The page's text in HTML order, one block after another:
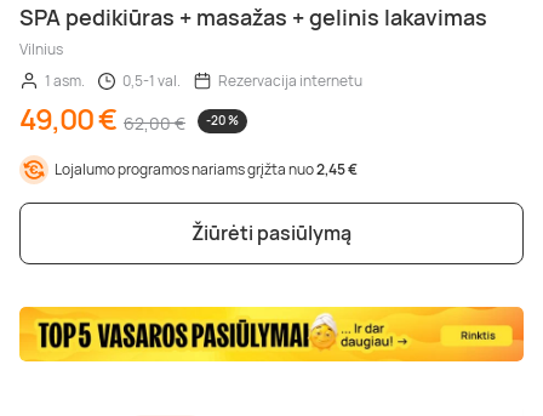
SPA pedikiūras + masažas + gelinis lakavimas
Vilnius
1 asm.
0,5-1 val. Rezervacija internetu
49,00 € 62,00 € -20 %
Lojalumo programos nariams grįžta nuo2,45 €
Žiūrėti pasiūlymą